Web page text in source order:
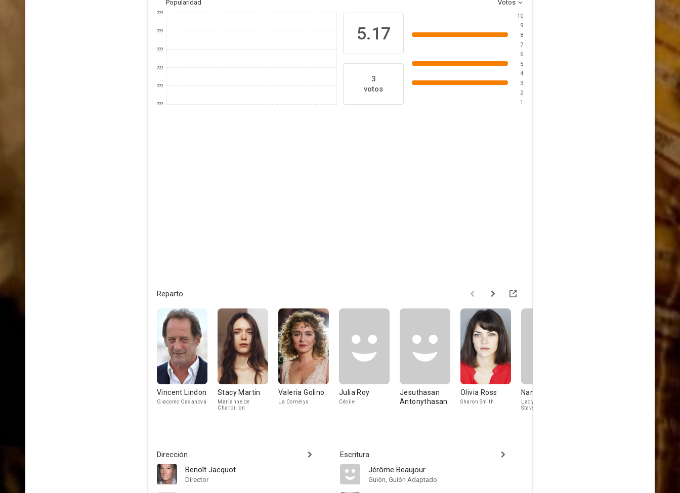
Popularidad Votos
???
???
???
???
???
???
5.17
3
votos
10
9
8
7
6
5
4
3
2
1
Reparto
Vincent Lindon
Giacomo Casanova
Stacy Martin
Marianne de
Charpillon
Valeria Golino
La Cornelys
Julia Roy
Cécile
Jesuthasan
Antonythasan
Olivia Ross
Sharon Smith
Nancy Tate
Lady Hortense
Stavenson
Dirección
Benoît Jacquot
Director
Escritura
Jérôme Beaujour
Guión, Guión Adaptado